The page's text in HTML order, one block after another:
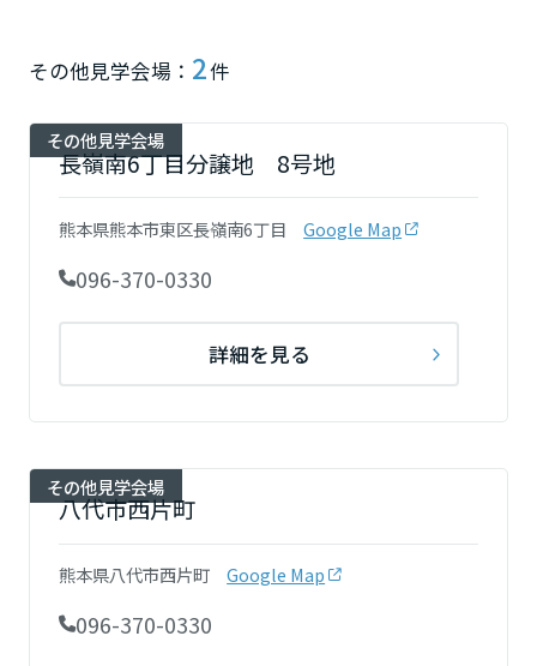
海外事業
その他見学会場： 2件
その他見学会場
長嶺南6丁目分譲地 8号地
熊本県熊本市東区長嶺南6丁目 Google Map
096-370-0330
詳細を見る
その他見学会場
八代市西片町
熊本県八代市西片町 Google Map
096-370-0330
東京都
神奈川県
新潟県
山梨県